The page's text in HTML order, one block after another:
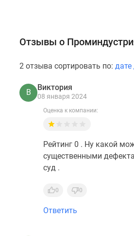
Отзывы о
2 отзыва сортировать по: дате
В
Виктория
08 января 2024
Оценка к компании:
Рейтинг 0 . Ну какой
существенными
суд .
0 0
Ответить